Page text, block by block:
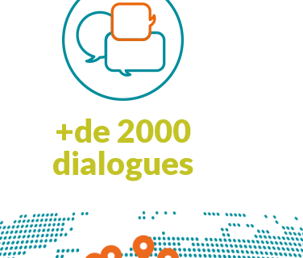
+de 2000
dialogues